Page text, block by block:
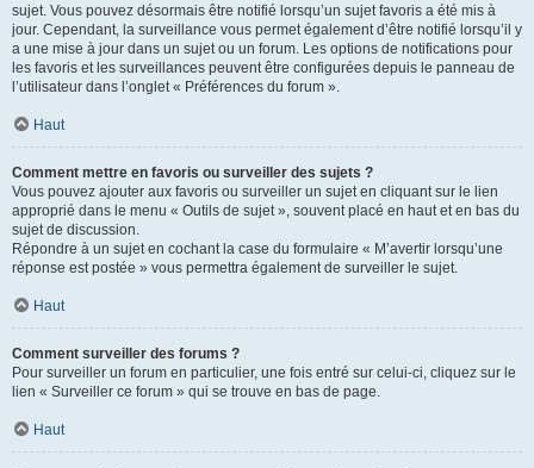
sujet. Vous pouvez désormais être notifié lorsqu’un sujet favoris a été mis à
jour. Cependant, la surveillance vous permet également d’être notifié lorsqu’il y
a une mise à jour dans un sujet ou un forum. Les options de notifications pour
les favoris et les surveillances peuvent être configurées depuis le panneau de
l’utilisateur dans l’onglet « Préférences du forum ».
Haut
Comment mettre en favoris ou surveiller des sujets ?
Vous pouvez ajouter aux favoris ou surveiller un sujet en cliquant sur le lien
approprié dans le menu « Outils de sujet », souvent placé en haut et en bas du
sujet de discussion.
Répondre à un sujet en cochant la case du formulaire « M’avertir lorsqu’une
réponse est postée » vous permettra également de surveiller le sujet.
Haut
Comment surveiller des forums ?
Pour surveiller un forum en particulier, une fois entré sur celui-ci, cliquez sur le
lien « Surveiller ce forum » qui se trouve en bas de page.
Haut